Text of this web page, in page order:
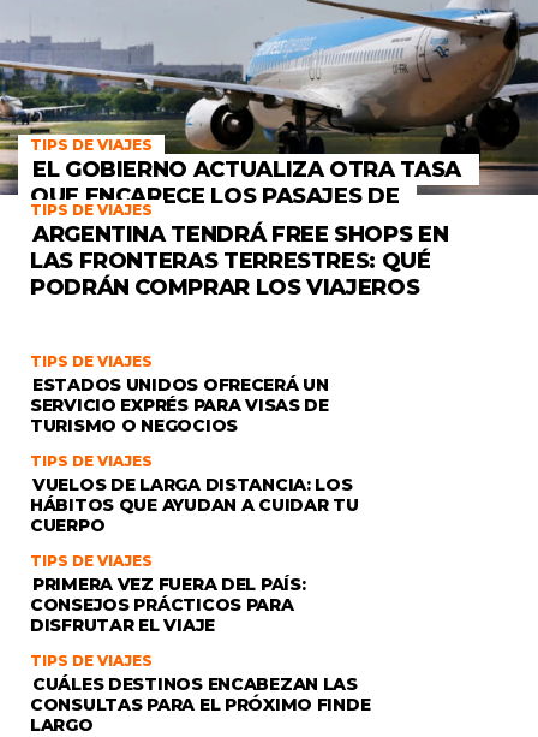
TIPS DE VIAJES
EL GOBIERNO ACTUALIZA OTRA TASA
QUE ENCARECE LOS PASAJES DE
CABOTAJE
TIPS DE VIAJES
ARGENTINA TENDRÁ FREE SHOPS EN
LAS FRONTERAS TERRESTRES: QUÉ
PODRÁN COMPRAR LOS VIAJEROS
TIPS DE VIAJES
ESTADOS UNIDOS OFRECERÁ UN
SERVICIO EXPRÉS PARA VISAS DE
TURISMO O NEGOCIOS
TIPS DE VIAJES
VUELOS DE LARGA DISTANCIA: LOS
HÁBITOS QUE AYUDAN A CUIDAR TU
CUERPO
TIPS DE VIAJES
PRIMERA VEZ FUERA DEL PAÍS:
CONSEJOS PRÁCTICOS PARA
DISFRUTAR EL VIAJE
TIPS DE VIAJES
CUÁLES DESTINOS ENCABEZAN LAS
CONSULTAS PARA EL PRÓXIMO FINDE
LARGO